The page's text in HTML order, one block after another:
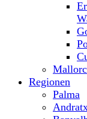
Regionen
Palma